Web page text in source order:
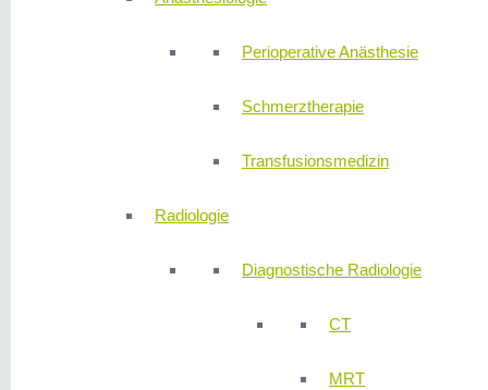
Perioperative Anästhesie
Schmerztherapie
Transfusionsmedizin
Radiologie
Diagnostische Radiologie
CT
MRT